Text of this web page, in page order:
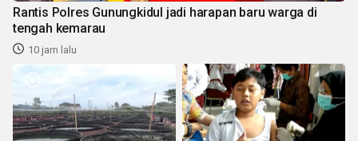
Rantis Polres Gunungkidul jadi harapan baru warga di
tengah kemarau
10 jam lalu